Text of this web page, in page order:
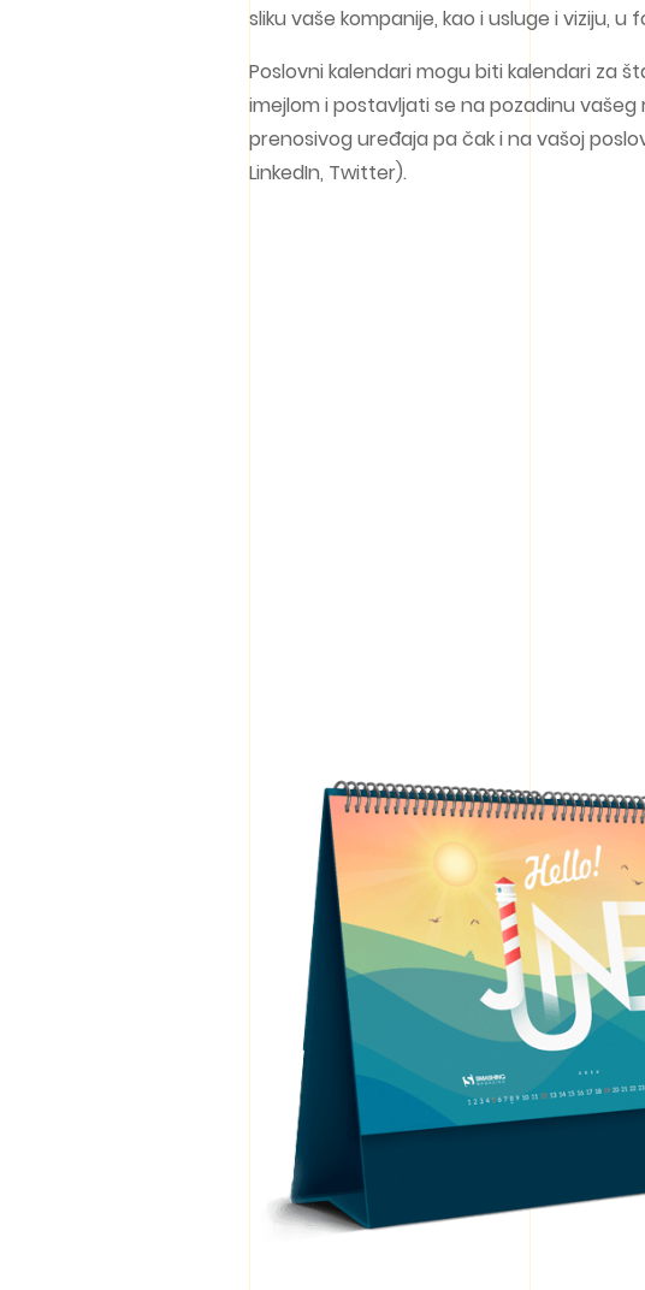
sliku vaše kompanije, kao i usluge i viziju,
Poslovni kalendari mogu biti kalendari za
imejlom i postavljati se na pozadinu
prenosivog uređaja pa čak i na vašoj
LinkedIn, Twitter).